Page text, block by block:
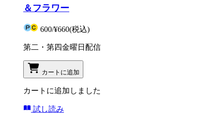
＆フラワー
600/¥660(税込)
第二・第四金曜日配信
カートに追加
カートに追加しました
試し読み